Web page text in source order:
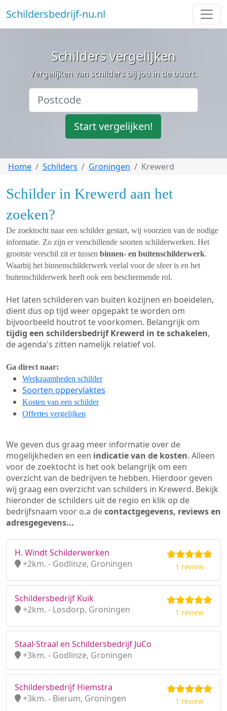
Schildersbedrijf-nu.nl
Schilders vergelijken
Vergelijken van schilders bij jou in de buurt.
Start vergelijken!
Home Schilders Groningen Krewerd
Schilder in Krewerd aan het
zoeken?
De zoektocht naar een schilder gestart, wij voorzien van de nodige
informatie. Zo zijn er verschillende soorten schilderwerken. Het
grootste verschil zit er tussen binnen- en buitenschilderwerk.
Waarbij het binnenschilderwerk veelal voor de sfeer is en het
buitenschilderwerk heeft ook een beschermende rol.
Het laten schilderen van buiten kozijnen en boeidelen,
dient dus op tijd weer opgepakt te worden om
bijvoorbeeld houtrot te voorkomen. Belangrijk om
tijdig een schildersbedrijf Krewerd in te schakelen,
de agenda's zitten namelijk relatief vol.
Ga direct naar:
Werkzaamheden schilder
Soorten oppervlaktes
Kosten van een schilder
Offertes vergelijken
We geven dus graag meer informatie over de
mogelijkheden en een indicatie van de kosten. Alleen
voor de zoektocht is het ook belangrijk om een
overzicht van de bedrijven te hebben. Hierdoor geven
wij graag een overzicht van schilders in Krewerd. Bekijk
hieronder de schilders uit de regio en klik op de
bedrijfsnaam voor o.a decontactgegevens, reviews en
adresgegevens...
H. Windt Schilderwerken
+2km. - Godlinze, Groningen
1 review
Schildersbedrijf Kuik
+2km. - Losdorp, Groningen
1 review
Staal-Straal en Schildersbedrijf JuCo
+3km. - Godlinze, Groningen
Schildersbedrijf Hiemstra
+3km. - Bierum, Groningen
1 review